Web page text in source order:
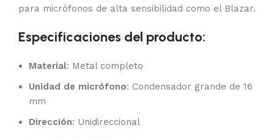
para micrófonos de alta sensibilidad como el Blazar.
Especificaciones del producto:
Material: Metal completo
Unidad de micrófono: Condensador grande de 16
mm
Dirección: Unidireccional